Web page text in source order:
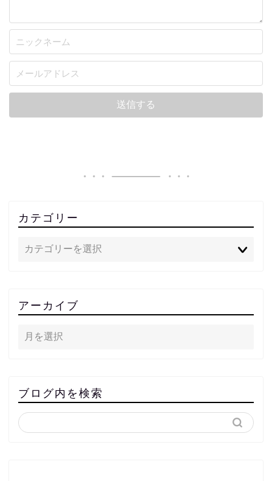
カテゴリー
アーカイブ
ブログ内を検索